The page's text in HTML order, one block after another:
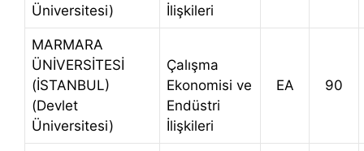
Üniversitesi)
İlişkileri
MARMARA
ÜNİVERSİTESİ
(İSTANBUL)
(Devlet
Üniversitesi)
Çalışma
Ekonomisi ve
Endüstri
İlişkileri
EA 90